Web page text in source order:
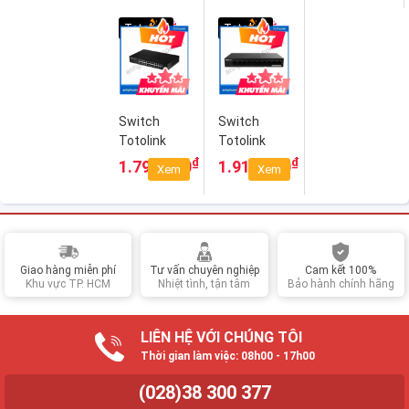
Totolink
Switch
Totolink
SG24D - 24
cổng tốc độ
1.799.000₫
Xem
Totolink
Switch
Totolink
SW1008P -
8-Ports
PoE
1.915.000₫
Xem
Giao hàng miễn phí
Khu vực TP. HCM
Tư vấn chuyên nghiệp
Nhiệt tình, tận tâm
Cam kết 100%
Bảo hành chính hãng
LIÊN HỆ VỚI CHÚNG TÔI
Thời gian làm việc: 08h00 - 17h00
(028)38 300 377